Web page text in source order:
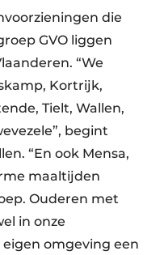
die
GVO liggen
“We
Kortrijk,
Tielt, Wallen,
begint
“En ook Mensa,
maaltijden
Ouderen met
in onze
omgeving een